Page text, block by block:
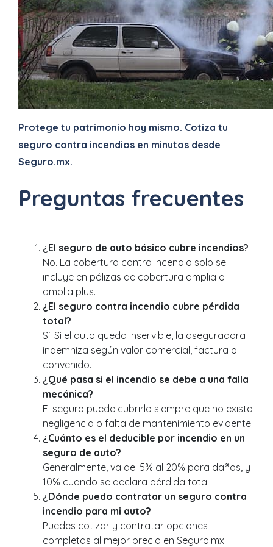
Protege tu patrimonio hoy mismo. Cotiza tu
seguro contra incendios en minutos desde
Seguro.mx.
Preguntas frecuentes
¿El seguro de auto básico cubre incendios?
No. La cobertura contra incendio solo se
incluye en pólizas de cobertura amplia o
amplia plus.
¿El seguro contra incendio cubre pérdida
total?
Sí. Si el auto queda inservible, la aseguradora
indemniza según valor comercial, factura o
convenido.
¿Qué pasa si el incendio se debe a una falla
mecánica?
El seguro puede cubrirlo siempre que no exista
negligencia o falta de mantenimiento evidente.
¿Cuánto es el deducible por incendio en un
seguro de auto?
Generalmente, va del 5% al 20% para daños, y
10% cuando se declara pérdida total.
¿Dónde puedo contratar un seguro contra
incendio para mi auto?
Puedes cotizar y contratar opciones
completas al mejor precio en Seguro.mx.